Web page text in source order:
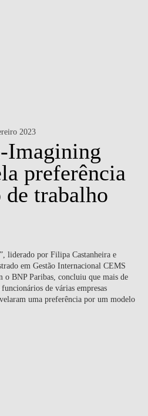
2023
Imagining
preferência
trabalho
liderado por Filipa Castanheira e
em Gestão Internacional CEMS
o BNP Paribas, concluiu que mais de
de várias empresas
uma preferência por um modelo